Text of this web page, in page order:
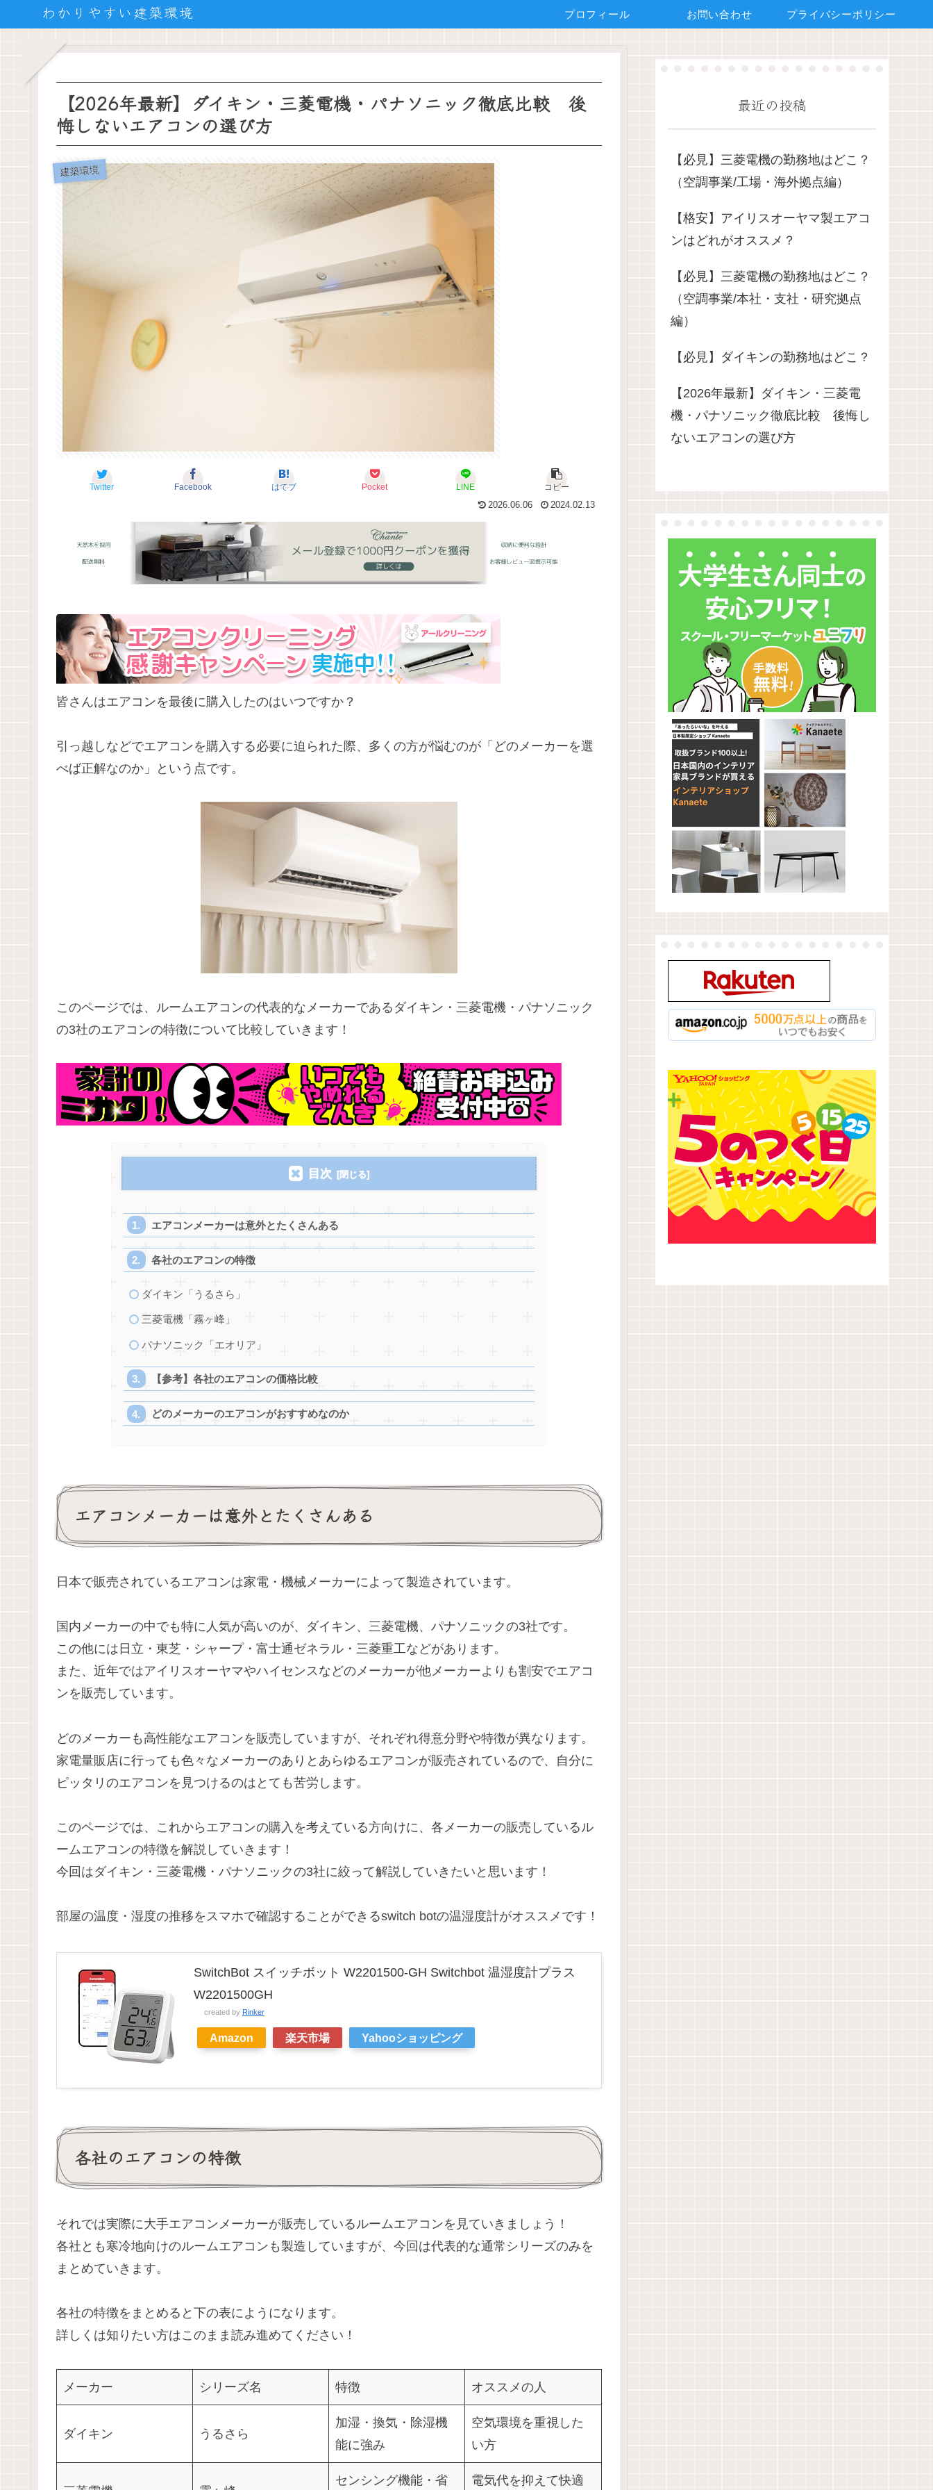
わかりやすい建築環境 プロフィール お問い合わせ プライバシーポリシー
【2026年最新】ダイキン・三菱電機・パナソニック徹底比較 後
悔しないエアコンの選び方
建築環境
Twitter Facebook はてブ Pocket LINE
コピー
2026.06.06
2024.02.13
皆さんはエアコンを最後に購入したのはいつですか？
引っ越しなどでエアコンを購入する必要に迫られた際、多くの方が悩むのが「どのメーカーを選
べば正解なのか」という点です。
このページでは、ルームエアコンの代表的なメーカーであるダイキン・三菱電機・パナソニック
の3社のエアコンの特徴について比較していきます！
目次
エアコンメーカーは意外とたくさんある
各社のエアコンの特徴
ダイキン「うるさら」
三菱電機「霧ヶ峰」
パナソニック「エオリア」
【参考】各社のエアコンの価格比較
どのメーカーのエアコンがおすすめなのか
エアコンメーカーは意外とたくさんある
日本で販売されているエアコンは家電・機械メーカーによって製造されています。
国内メーカーの中でも特に人気が高いのが、ダイキン、三菱電機、パナソニックの3社です。
この他には日立・東芝・シャープ・富士通ゼネラル・三菱重工などがあります。
また、近年ではアイリスオーヤマやハイセンスなどのメーカーが他メーカーよりも割安でエアコ
ンを販売しています。
どのメーカーも高性能なエアコンを販売していますが、それぞれ得意分野や特徴が異なります。
家電量販店に行っても色々なメーカーのありとあらゆるエアコンが販売されているので、自分に
ピッタリのエアコンを見つけるのはとても苦労します。
このページでは、これからエアコンの購入を考えている方向けに、各メーカーの販売しているル
ームエアコンの特徴を解説していきます！
今回はダイキン・三菱電機・パナソニックの3社に絞って解説していきたいと思います！
部屋の温度・湿度の推移をスマホで確認することができるswitch botの温湿度計がオススメです！
SwitchBot スイッチボット W2201500-GH Switchbot 温湿度計プラス
W2201500GH
created by Rinker
Amazon 楽天市場 Yahooショッピング
各社のエアコンの特徴
それでは実際に大手エアコンメーカーが販売しているルームエアコンを見ていきましょう！
各社とも寒冷地向けのルームエアコンも製造していますが、今回は代表的な通常シリーズのみを
まとめていきます。
各社の特徴をまとめると下の表にようになります。
詳しくは知りたい方はこのまま読み進めてください！
メーカー シリーズ名 特徴 オススメの人
ダイキン うるさら
加湿・換気・除湿機
能に強み
空気環境を重視した
い方
センシング機能・省 電気代を抑えて快適
最近の投稿
【必見】三菱電機の勤務地はどこ？
（空調事業/工場・海外拠点編）
【格安】アイリスオーヤマ製エアコ
ンはどれがオススメ？
【必見】三菱電機の勤務地はどこ？
（空調事業/本社・支社・研究拠点
編）
【必見】ダイキンの勤務地はどこ？
【2026年最新】ダイキン・三菱電
機・パナソニック徹底比較 後悔し
ないエアコンの選び方